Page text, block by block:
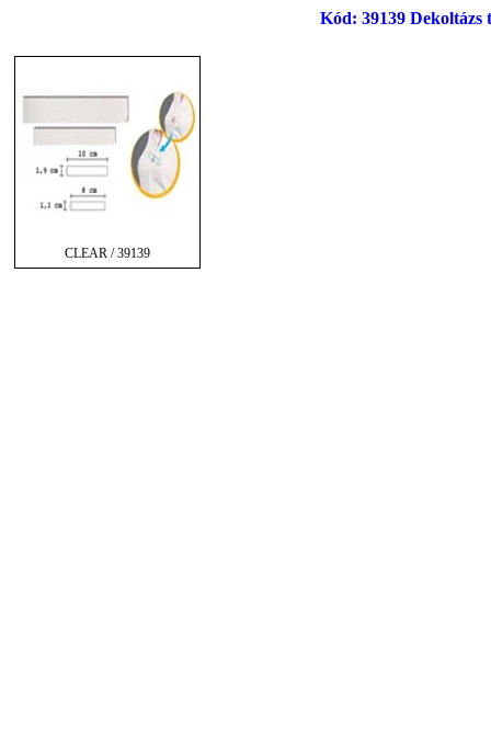
Kód: 39139 Dekoltázs
CLEAR / 39139